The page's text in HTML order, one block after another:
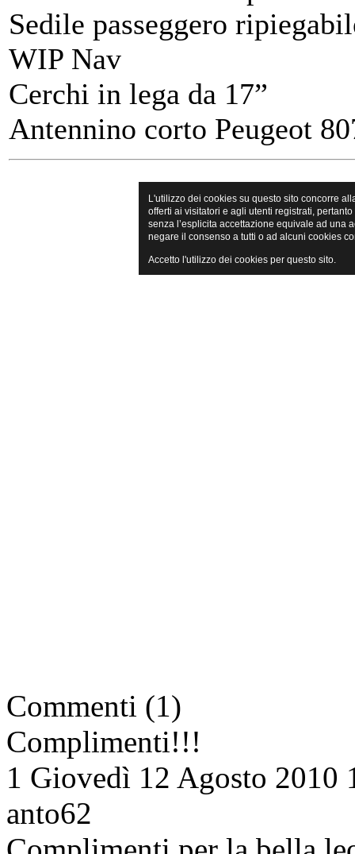
Sedile passeggero
WIP Nav
Cerchi in lega da 17”
Antennino corto Peugeot
Commenti (1)
Complimenti!!!
1 Giovedì 12 Agosto 2010
anto62